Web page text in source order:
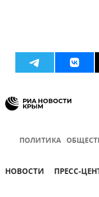
ПОЛИТИКА
НОВОСТИ ПРЕСС-